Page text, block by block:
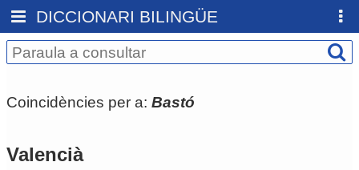
DICCIONARI BILINGÜE
Coincidències per a: Bastó
Valencià